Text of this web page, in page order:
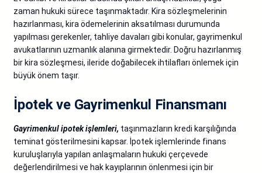
zaman hukuki sürece taşınmaktadır. Kira sözleşmelerinin
hazırlanması, kira ödemelerinin aksatılması durumunda
yapılması gerekenler, tahliye davaları gibi konular, gayrimenkul
avukatlarının uzmanlık alanına girmektedir. Doğru hazırlanmış
bir kira sözleşmesi, ileride doğabilecek ihtilafları önlemek için
büyük önem taşır.
İpotek ve Gayrimenkul Finansmanı
Gayrimenkul ipotek işlemleri, taşınmazların kredi karşılığında
teminat gösterilmesini kapsar. İpotek işlemlerinde finans
kuruluşlarıyla yapılan anlaşmaların hukuki çerçevede
değerlendirilmesi ve hak kayıplarının önlenmesi için bir